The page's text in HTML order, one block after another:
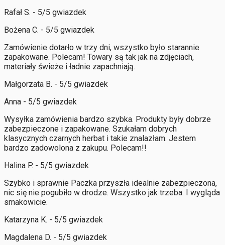
Rafał S. - 5/5 gwiazdek
Bożena C. - 5/5 gwiazdek
Zamówienie dotarło w trzy dni, wszystko było starannie
zapakowane. Polecam! Towary są tak jak na zdjęciach,
materiały świeże i ładnie zapachniają.
Małgorzata B. - 5/5 gwiazdek
Anna - 5/5 gwiazdek
Wysyłka zamówienia bardzo szybka. Produkty były dobrze
zabezpieczone i zapakowane. Szukałam dobrych
klasycznych czarnych herbat i takie znalazłam. Jestem
bardzo zadowolona z zakupu. Polecam!!
Halina P. - 5/5 gwiazdek
Szybko i sprawnie Paczka przyszła idealnie zabezpieczona,
nic się nie pogubiło w drodze. Wszystko jak trzeba. I wygląda
smakowicie.
Katarzyna K. - 5/5 gwiazdek
Magdalena D. - 5/5 gwiazdek